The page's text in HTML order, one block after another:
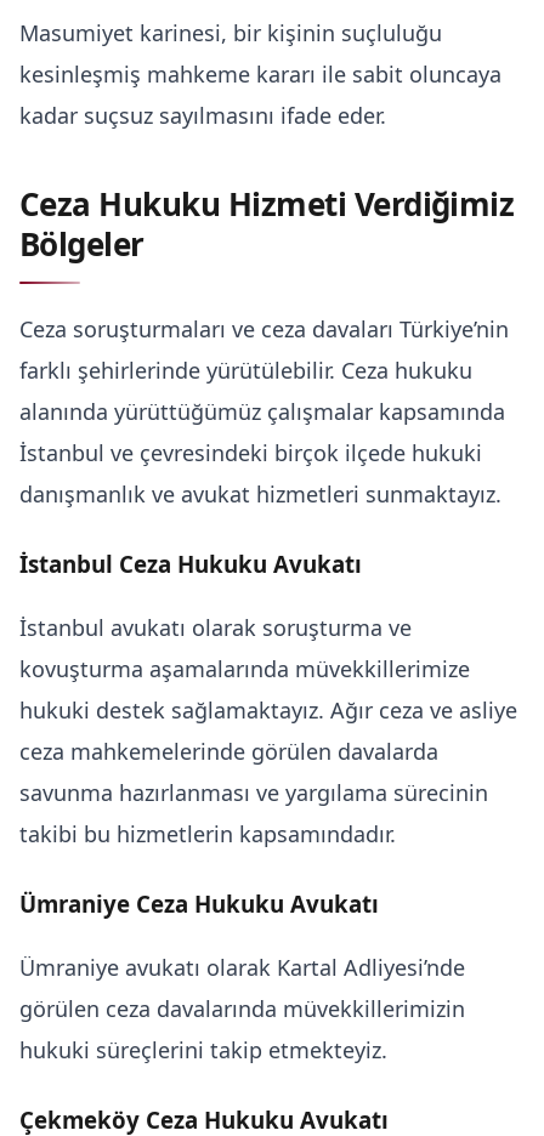
Masumiyet karinesi, bir kişinin suçluluğu
kesinleşmiş mahkeme kararı ile sabit oluncaya
kadar suçsuz sayılmasını ifade eder.
Ceza Hukuku Hizmeti Verdiğimiz
Bölgeler
Ceza soruşturmaları ve ceza davaları Türkiye’nin
farklı şehirlerinde yürütülebilir. Ceza hukuku
alanında yürüttüğümüz çalışmalar kapsamında
İstanbul ve çevresindeki birçok ilçede hukuki
danışmanlık ve avukat hizmetleri sunmaktayız.
İstanbul Ceza Hukuku Avukatı
İstanbul avukatı olarak soruşturma ve
kovuşturma aşamalarında müvekkillerimize
hukuki destek sağlamaktayız. Ağır ceza ve asliye
ceza mahkemelerinde görülen davalarda
savunma hazırlanması ve yargılama sürecinin
takibi bu hizmetlerin kapsamındadır.
Ümraniye Ceza Hukuku Avukatı
Ümraniye avukatı olarak Kartal Adliyesi’nde
görülen ceza davalarında müvekkillerimizin
hukuki süreçlerini takip etmekteyiz.
Çekmeköy Ceza Hukuku Avukatı